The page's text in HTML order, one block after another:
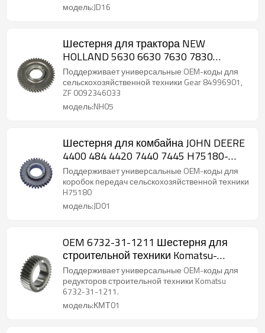
модель:JD16
Шестерня для трактора NEW
HOLLAND 5630 6630 7630 7830
84996901 ZF 0092346033-PAIRGEARS
Поддерживает универсальные OEM-коды для
сельскохозяйственной техники Gear 84996901,
ZF 0092346033
модель:NH05
Шестерня для комбайна JOHN DEERE
4400 484 4420 7440 7445 H75180-
PAIRGEARS
Поддерживает универсальные OEM-коды для
коробок передач сельскохозяйственной техники
H75180
модель:JD01
OEM 6732-31-1211 Шестерня для
строительной техники Komatsu-
PAIRGEARS
Поддерживает универсальные OEM-коды для
редукторов строительной техники Komatsu
6732-31-1211.
модель:КМТ01